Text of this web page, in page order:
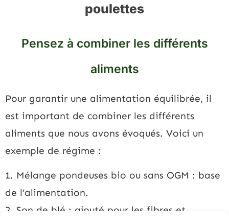
poulettes
Pensez à combiner les différents
aliments
Pour garantir une alimentation équilibrée, il
est important de combiner les différents
aliments que nous avons évoqués. Voici un
exemple de régime :
1. Mélange pondeuses bio ou sans OGM : base
de l’alimentation.
2. Son de blé : ajouté pour les fibres et